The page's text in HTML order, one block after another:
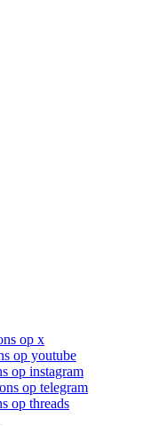
op x
op youtube
op instagram
op telegram
op threads